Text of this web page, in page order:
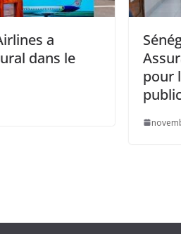
Le FDTT et AMSA
unissent leurs
la modernisation du